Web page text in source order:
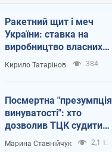
Ракетний щит і меч
України: ставка на
виробництво власних
ракет
Кирило Татарінов 384
Посмертна "презумпція
винуватості": хто
дозволив ТЦК судити
загиблих захисників
Марина Ставнійчук 2,1 т.